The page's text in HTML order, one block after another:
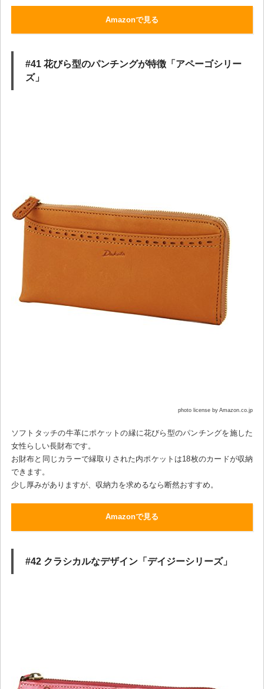
Amazonで見る
#41 花びら型のパンチングが特徴「アペーゴシリー
ズ」
photo license by Amazon.co.jp
ソフトタッチの牛革にポケットの縁に花びら型のパンチングを施した
女性らしい長財布です。
お財布と同じカラーで縁取りされた内ポケットは18枚のカードが収納
できます。
少し厚みがありますが、収納力を求めるなら断然おすすめ。
Amazonで見る
#42 クラシカルなデザイン「デイジーシリーズ」